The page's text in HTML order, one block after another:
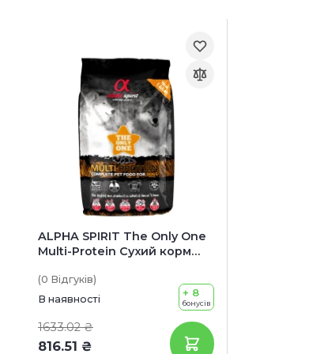
ALPHA SPIRIT The Only One
Multi-Protein Сухий корм
стадій життя
(0 Відгуків)
В наявності
1633.02 ₴
816.51 ₴
+ 8
бонусів